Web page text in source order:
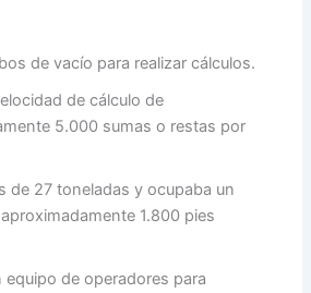
de vacío para realizar cálculos.
de cálculo de
5.000 sumas o restas por
de 27 toneladas y ocupaba un
1.800 pies
equipo de operadores para